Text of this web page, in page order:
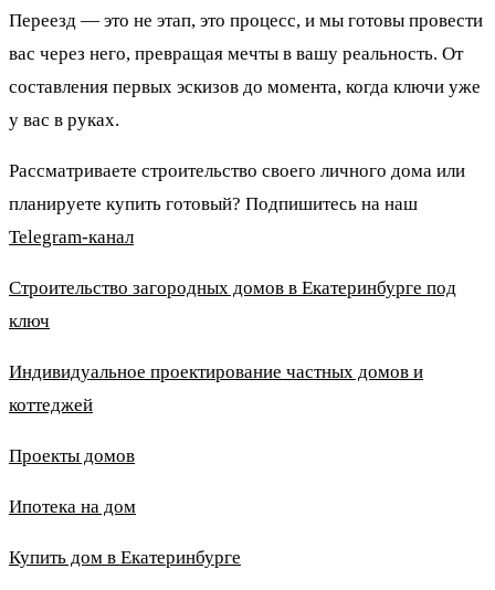
Переезд — это не этап, это процесс, и мы готовы провести
вас через него, превращая мечты в вашу реальность. От
составления первых эскизов до момента, когда ключи уже
у вас в руках.
Рассматриваете строительство своего личного дома или
планируете купить готовый? Подпишитесь на наш
Telegram-канал
Строительство загородных домов в Екатеринбурге под
ключ
Индивидуальное проектирование частных домов и
коттеджей
Проекты домов
Ипотека на дом
Купить дом в Екатеринбурге